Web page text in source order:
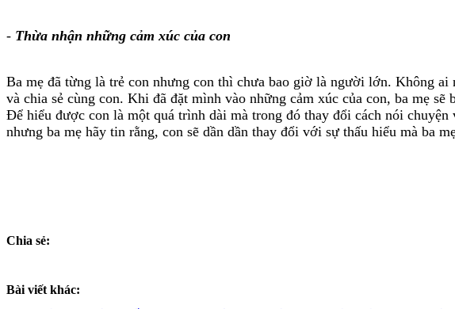
- Thừa nhận những cảm xúc của con
Ba mẹ đã từng là trẻ con nhưng con thì chưa bao giờ là người lớn. Không
và chia sẻ cùng con. Khi đã đặt mình vào những cảm xúc của con, ba mẹ
Để hiểu được con là một quá trình dài mà trong đó thay đổi cách nói
nhưng ba mẹ hãy tin rằng, con sẽ dần dần thay đổi với sự thấu hiểu mà ba
Chia sẻ:
Bài viết khác: